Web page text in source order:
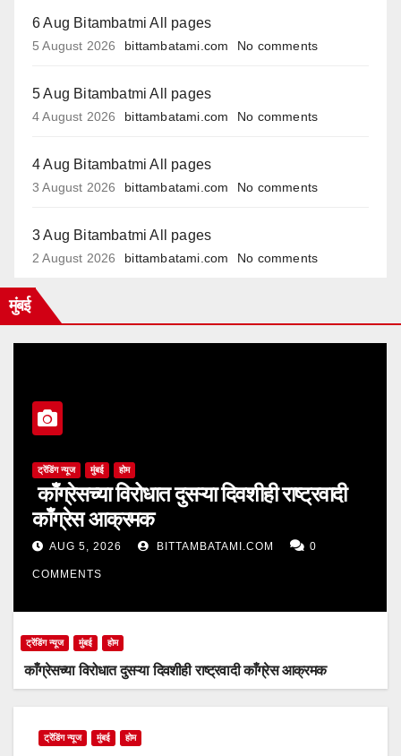
6 Aug Bitambatmi All pages
5 August 2026 bittambatami.com No comments
5 Aug Bitambatmi All pages
4 August 2026 bittambatami.com No comments
4 Aug Bitambatmi All pages
3 August 2026 bittambatami.com No comments
3 Aug Bitambatmi All pages
2 August 2026 bittambatami.com No comments
मुंबई
ट्रेंडिंग न्यूज मुंबई होम
काँग्रेसच्या विरोधात दुसऱ्या दिवशीही राष्ट्रवादी
काँग्रेस आक्रमक
AUG 5, 2026 BITTAMBATAMI.COM 0
COMMENTS
ट्रेंडिंग न्यूज मुंबई होम
काँग्रेसच्या विरोधात दुसऱ्या दिवशीही राष्ट्रवादी काँग्रेस आक्रमक
ट्रेंडिंग न्यूज मुंबई होम